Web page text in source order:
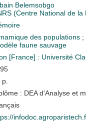
Belemsobgo
(Centre National de la
des populations ;
faune sauvage
[France] : Université
: DEA d'Analyse et